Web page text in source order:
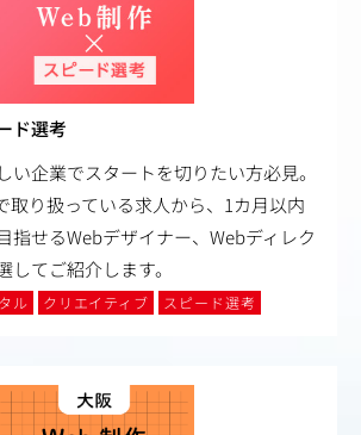
ド選考
い企業でスタートを切りたい方必見。
取り扱っている求人から、1カ月以内
指せるWebデザイナー、Webディレク
してご紹介します。
ル クリエイティブ スピード選考